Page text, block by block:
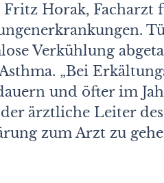
Fritz Horak,
Verkühlung
„Bei
und öfter im
der ärztliche Leiter
zum Arzt zu